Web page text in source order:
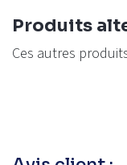
Produits
Ces autres